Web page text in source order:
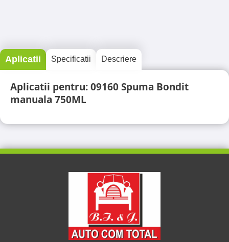
Aplicatii Specificatii Descriere
Aplicatii pentru: 09160 Spuma Bondit
manuala 750ML